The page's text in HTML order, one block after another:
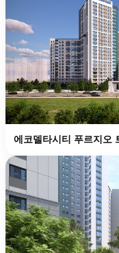
에코델타시티 푸르지오